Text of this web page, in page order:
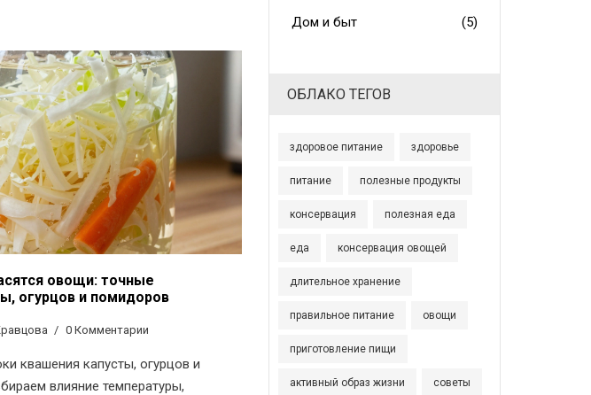
овощи: точные
огурцов и помидоров
0 Комментарии
квашения капусты, огурцов и
влияние температуры,
Дом и быт
(5)
ОБЛАКО ТЕГОВ
здоровое питание здоровье
питание полезные продукты
консервация полезная еда
еда консервация овощей
длительное хранение
правильное питание овощи
приготовление пищи
активный образ жизни советы